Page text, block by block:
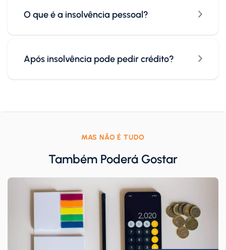
O que é a insolvência pessoal?
Após insolvência pode pedir crédito?
MAS NÃO É TUDO
Também Poderá Gostar